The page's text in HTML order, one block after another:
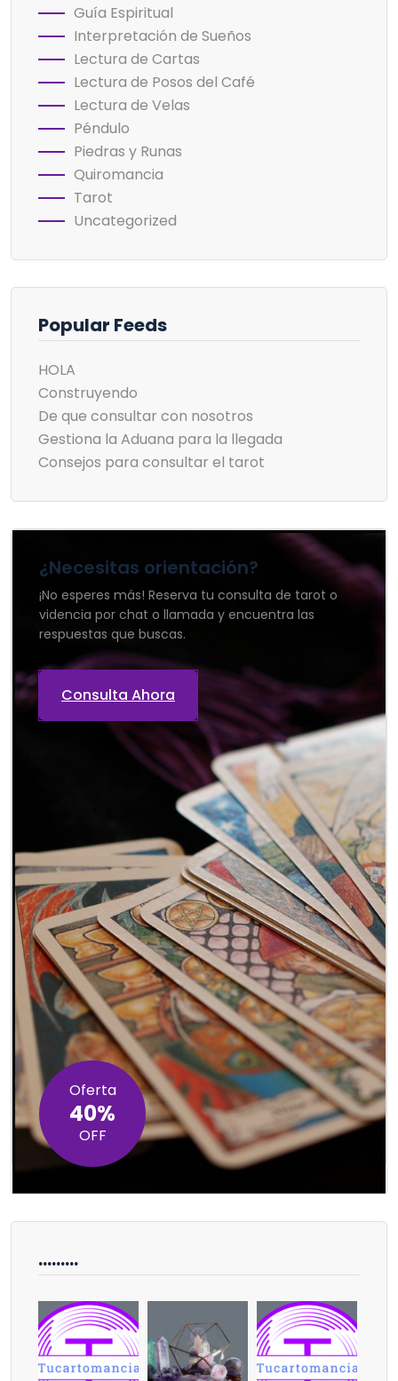
Guía Espiritual
Interpretación de Sueños
Lectura de Cartas
Lectura de Posos del Café
Lectura de Velas
Péndulo
Piedras y Runas
Quiromancia
Tarot
Uncategorized
Popular Feeds
HOLA
Construyendo
De que consultar con nosotros
Gestiona la Aduana para la llegada
Consejos para consultar el tarot
¿Necesitas orientación?
¡No esperes más! Reserva tu consulta de tarot o
videncia por chat o llamada y encuentra las
respuestas que buscas.
Consulta Ahora
Oferta
40%
OFF
………